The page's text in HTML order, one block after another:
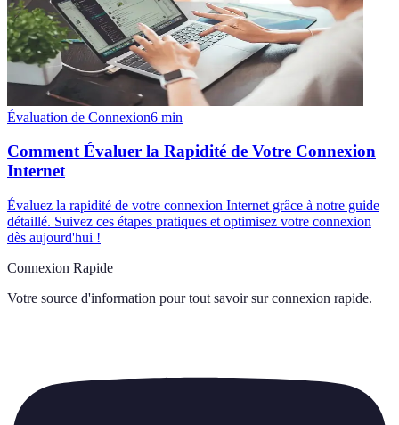
Évaluation de Connexion6 min
Comment Évaluer la Rapidité de Votre Connexion
Internet
Évaluez la rapidité de votre connexion Internet grâce à notre guide
détaillé. Suivez ces étapes pratiques et optimisez votre connexion
dès aujourd'hui !
Connexion Rapide
Votre source d'information pour tout savoir sur connexion rapide.